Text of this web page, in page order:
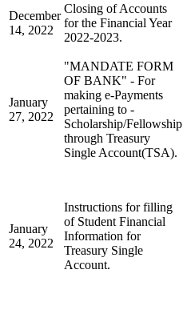
December
14, 2022
Closing of Accounts
for the Financial Year
2022-2023.
January
27, 2022
"MANDATE FORM
OF BANK" - For
making e-Payments
pertaining to -
Scholarship/Fellowship
through Treasury
Single Account(TSA).
January
24, 2022
Instructions for filling
of Student Financial
Information for
Treasury Single
Account.